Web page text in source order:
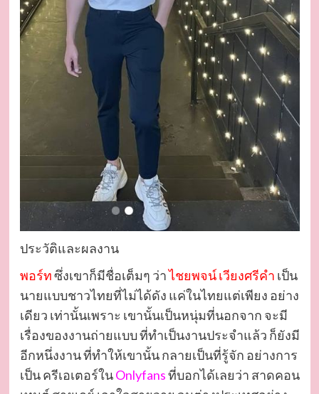
ประวัติและผลงาน
พอร์ทซึ่งเขาก็มีชื่อเต็มๆ ว่าไชยพจน์ เวียงศรีคำ เป็น
นายแบบชาวไทยที่ไม่ได้ดัง แค่ในไทยแต่เพียง อย่าง
เดียว เท่านั้นเพราะ เขานั้นเป็นหนุ่มที่นอกจาก จะมี
เรื่องของงานถ่ายแบบ ที่ทำเป็นงานประจำแล้ว ก็ยังมี
อีกหนึ่งงาน ที่ทำให้เขานั้น กลายเป็นที่รู้จัก อย่างการ
เป็น ครีเอเตอร์ในOnlyfansที่บอกได้เลยว่า สาดคอน